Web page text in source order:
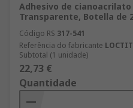
Adhesivo de
Transparente, Botella de
Código RS 317-541
Referência do fabricante
Subtotal (1 unidade)
22,73 €
Quantidade